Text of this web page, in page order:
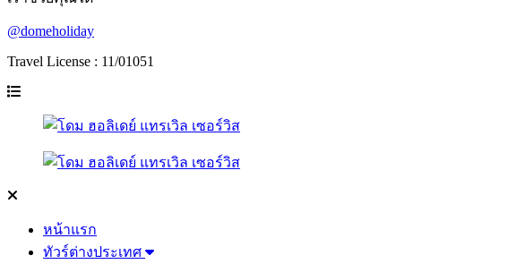
@domeholiday
Travel License : 11/01051
หน้าแรก
ทัวร์ต่างประเทศ